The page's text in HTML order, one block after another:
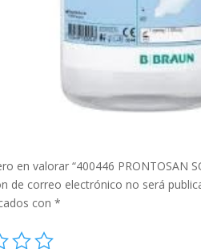
en valorar “400446 PRONTOSAN
de correo electrónico no será
con*